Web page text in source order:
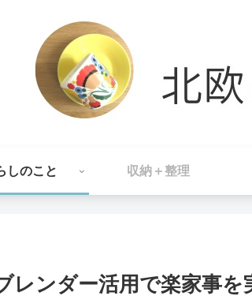
しのこと 収納＋整理
レンダー活用で楽家事を